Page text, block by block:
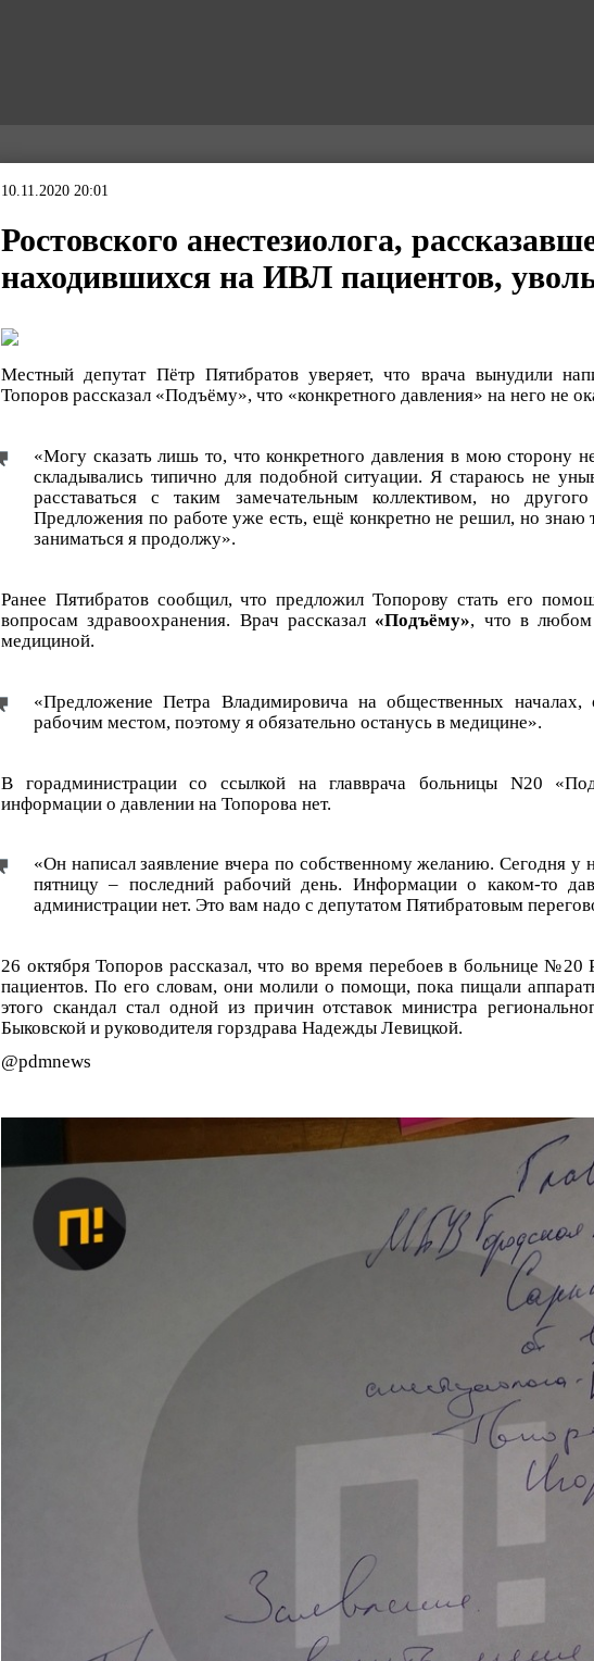
10.11.2020 20:01
Ростовского анестезиолога,
находившихся на ИВЛ пациентов,
Местный депутат Пётр Пятибратов уверяет, что врача вынудили
Топоров рассказал «Подъёму», что «конкретного давления» на него не
«Могу сказать лишь то, что конкретного давления в мою сторону
складывались типично для подобной ситуации. Я стараюсь не
расставаться с таким замечательным коллективом, но
Предложения по работе уже есть, ещё конкретно не решил, но знаю
заниматься я продолжу».
Ранее Пятибратов сообщил, что предложил Топорову стать его
вопросам здравоохранения. Врач рассказал «Подъёму», что в любом
медициной.
«Предложение Петра Владимировича на общественных началах,
рабочим местом, поэтому я обязательно останусь в медицине».
В горадминистрации со ссылкой на главврача больницы N20
информации о давлении на Топорова нет.
«Он написал заявление вчера по собственному желанию. Сегодня у
пятницу – последний рабочий день. Информации о каком-то
администрации нет. Это вам надо с депутатом Пятибратовым
26 октября Топоров рассказал, что во время перебоев в больнице №20
пациентов. По его словам, они молили о помощи, пока пищали
этого скандал стал одной из причин отставок министра
Быковской и руководителя горздрава Надежды Левицкой.
@pdmnews